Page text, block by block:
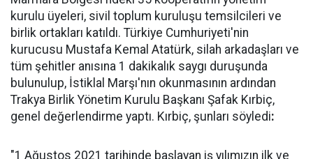
kurulu üyeleri, sivil toplum kuruluşu temsilcileri ve
birlik ortakları katıldı. Türkiye Cumhuriyeti'nin
kurucusu Mustafa Kemal Atatürk, silah arkadaşları ve
tüm şehitler anısına 1 dakikalık saygı duruşunda
bulunulup, İstiklal Marşı'nın okunmasının ardından
Trakya Birlik Yönetim Kurulu Başkanı Şafak Kırbiç,
genel değerlendirme yaptı. Kırbiç, şunları söyledi:
"1 Ağustos 2021 tarihinde başlayan iş yılımızın ilk ve